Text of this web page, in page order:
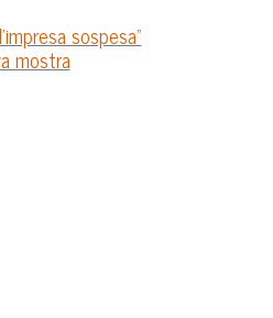
sospesa”
mostra